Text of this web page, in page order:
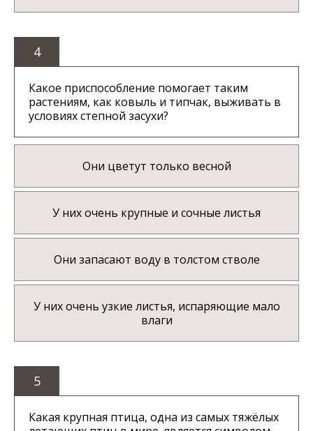
4
Какое приспособление помогает таким
растениям, как ковыль и типчак, выживать в
условиях степной засухи?
Они цветут только весной
У них очень крупные и сочные листья
Они запасают воду в толстом стволе
У них очень узкие листья, испаряющие мало
влаги
5
Какая крупная птица, одна из самых тяжёлых